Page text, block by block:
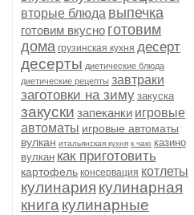
вторые блюда выпечка
готовим вкусно готовим
дома грузинская кухня десерт
десерты диетические блюда
диетические рецепты завтраки
заготовки на зиму закуска
закуски запеканки игровые
автоматы игровые автоматы
вулкан итальянская кухня к чаю казино
вулкан как приготовить
картофель консервация котлеты
кулинария кулинарная
книга кулинарные